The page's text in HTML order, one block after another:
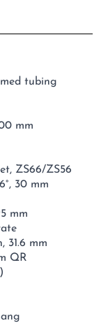
tubing
mm
ZS66/ZS56
30 mm
mm
31.6 mm
QR